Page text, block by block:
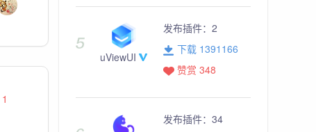
1
uViewUI
发布插件： 2
下载 1391166
赞赏 348
发布插件： 34